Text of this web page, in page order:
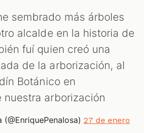
sembrado más árboles
alcalde en la historia de
fuí quien creó una
de la arborización, al
Botánico en
nuestra arborización
27 de enero